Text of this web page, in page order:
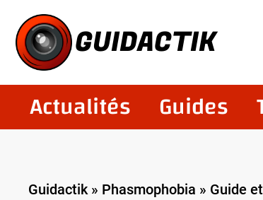
contenu
GUIDACTIK
Actualités Guides
Guidactik» Phasmophobia » Guide